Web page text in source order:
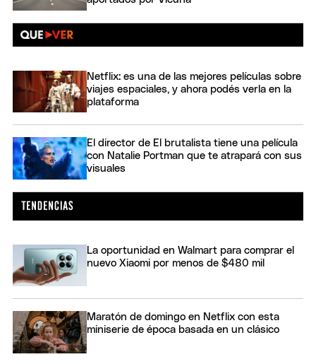
Netflix: es una de las mejores películas sobre
viajes espaciales, y ahora podés verla en la
plataforma
El director de El brutalista tiene una película
con Natalie Portman que te atrapará con sus
visuales
La oportunidad en Walmart para comprar el
nuevo Xiaomi por menos de $480 mil
Maratón de domingo en Netflix con esta
miniserie de época basada en un clásico